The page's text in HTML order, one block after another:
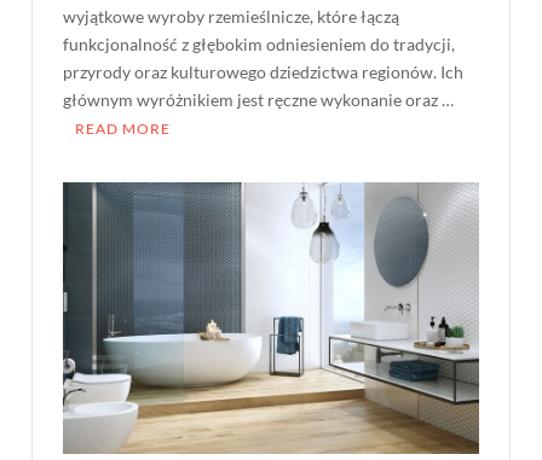
wyjątkowe wyroby rzemieślnicze, które łączą
funkcjonalność z głębokim odniesieniem do tradycji,
przyrody oraz kulturowego dziedzictwa regionów. Ich
głównym wyróżnikiem jest ręczne wykonanie oraz …
READ MORE